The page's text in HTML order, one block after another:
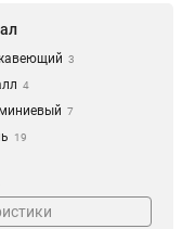
3
4
7
19